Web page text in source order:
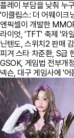
플레이 부담을 낮춰 누
'이클립스: 더 어웨이크
엔픽셀이 개발한
라이엇, 'TFT' 축제 '와
닌텐도, 스위치2 판매
피겨 스타 차준환, S급
GSOK, 게임법 전부개
넥슨, 대구 게임사에 '